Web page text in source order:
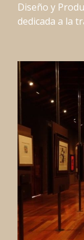
Diseño y
dedicada a la